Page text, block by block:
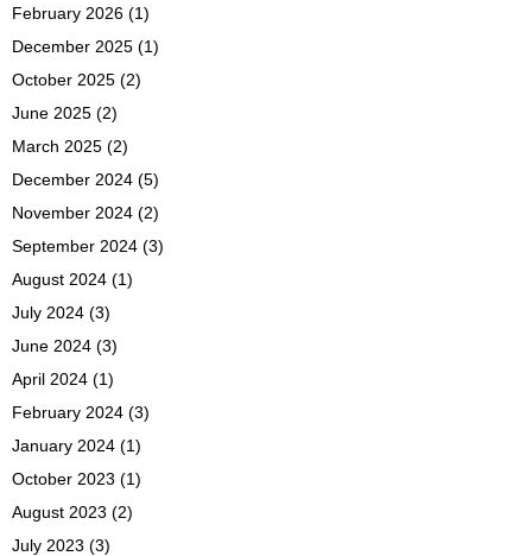
February 2026 (1)
December 2025 (1)
October 2025 (2)
June 2025 (2)
March 2025 (2)
December 2024 (5)
November 2024 (2)
September 2024 (3)
August 2024 (1)
July 2024 (3)
June 2024 (3)
April 2024 (1)
February 2024 (3)
January 2024 (1)
October 2023 (1)
August 2023 (2)
July 2023 (3)